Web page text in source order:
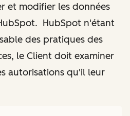
et modifier les données
HubSpot n'étant
des pratiques des
le Client doit examiner
autorisations qu'il leur